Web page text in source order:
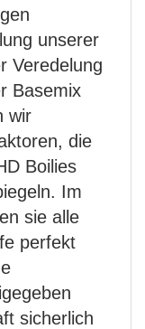
unserer
Veredelung
Basemix
wir
die
Boilies
Im
sie alle
perfekt
sicherlich